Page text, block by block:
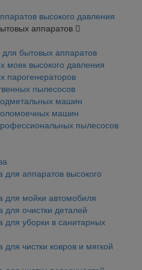
высокого давления
аппаратов
бытовых аппаратов
моек высокого давления
парогенераторов
пылесосов
машин
машин
пылесосов
аппаратов высокого
мойки автомобиля
очистки деталей
уборки в санитарных
чистки ковров и мягкой